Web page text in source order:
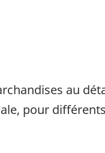
au
pour